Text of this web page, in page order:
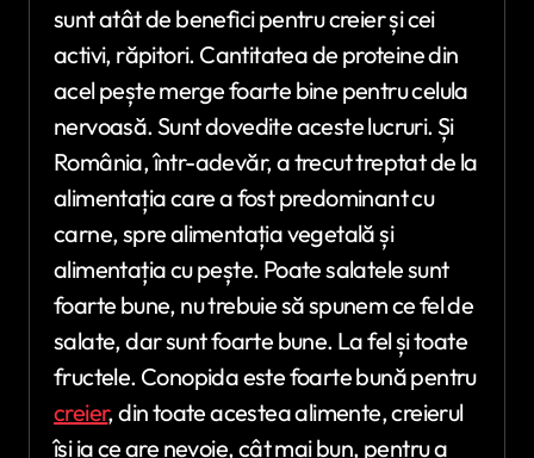
sunt atât de benefici pentru creier și cei
activi, răpitori. Cantitatea de proteine din
acel pește merge foarte bine pentru celula
nervoasă. Sunt dovedite aceste lucruri. Și
România, într-adevăr, a trecut treptat de la
alimentația care a fost predominant cu
carne, spre alimentația vegetală și
alimentația cu pește. Poate salatele sunt
foarte bune, nu trebuie să spunem ce fel de
salate, dar sunt foarte bune. La fel și toate
fructele. Conopida este foarte bună pentru
creier, din toate acestea alimente, creierul
își ia ce are nevoie, cât mai bun, pentru a